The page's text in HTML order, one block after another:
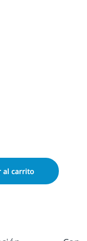
al carrito